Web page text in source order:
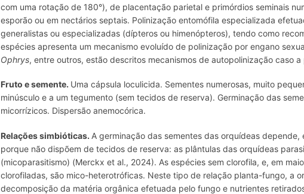
com uma rotação de 180°), de placentação parietal e primórdios seminais
esporão ou em nectários septais. Polinização entomófila especializada
generalistas ou especializadas (dípteros ou himenópteros), tendo como
espécies apresenta um mecanismo evoluído de polinização por engano
Ophrys, entre outros, estão descritos mecanismos de autopolinização caso
Fruto e semente. Uma cápsula loculicida. Sementes numerosas, muito
minúsculo e a um tegumento (sem tecidos de reserva). Germinação das
micorrízicos. Dispersão anemocórica.
Relações simbióticas. A germinação das sementes das orquídeas
porque não dispõem de tecidos de reserva: as plântulas das orquídeas
(micoparasitismo) (Merckx et al., 2024). As espécies sem clorofila, e, em
clorofiladas, são mico-heterotróficas. Neste tipo de relação planta-fungo, a
decomposição da matéria orgânica efetuada pelo fungo e nutrientes